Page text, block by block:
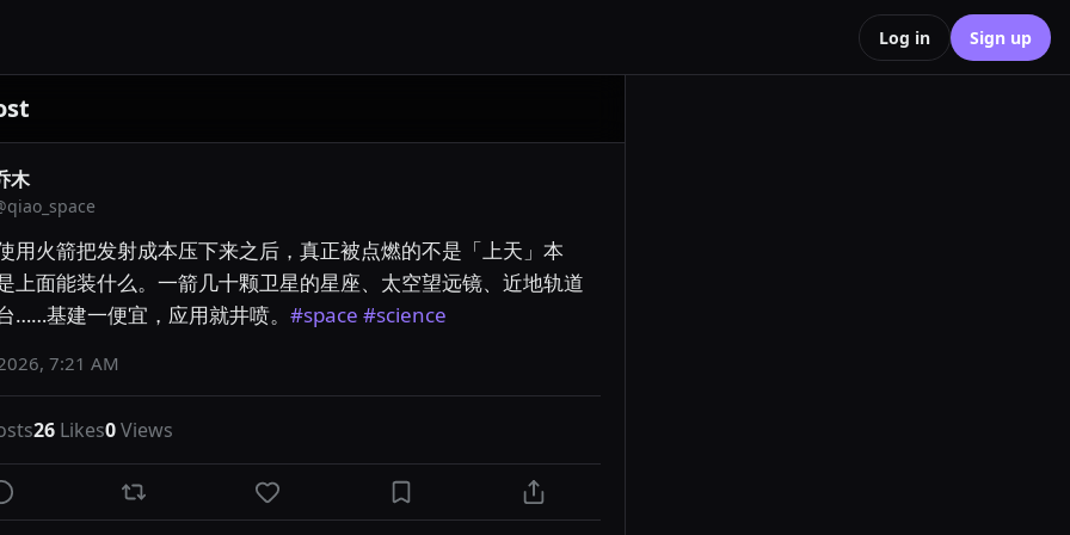
Log in Sign up
木
qiao_space
用火箭把发射成本压下来之后，真正被点燃的不是「上天」本
上面能装什么。一箭几十颗卫星的星座、太空望远镜、近地轨道
……基建一便宜，应用就井喷。 #space #science
7:21 AM
26 Likes0Views